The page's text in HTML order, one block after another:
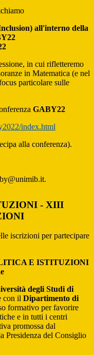
all'interno della
in cui rifletteremo
in Matematica (e nel
particolare sulle
GABY22
index.html
alla conferenza).
- XIII
iscrizioni per partecipare
E ISTITUZIONI
degli Studi di
con il Dipartimento di
formativo per favorire
e in tutti i centri
promossa dal
Presidenza del Consiglio